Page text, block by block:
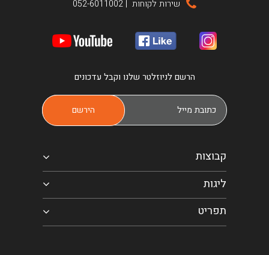
שירות לקוחות |
052-6011002
הרשם לניוזלטר שלנו וקבל עדכונים
קבוצות
ליגות
תפריט